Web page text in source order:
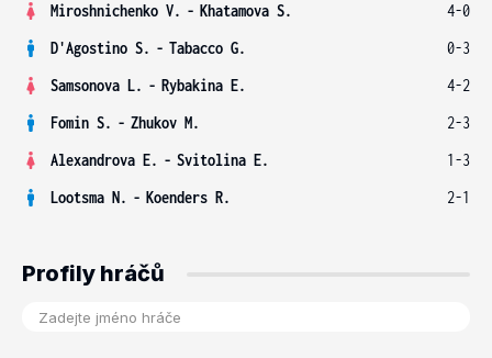
Miroshnichenko V. - Khatamova S.
4-0
D'Agostino S. - Tabacco G.
0-3
Samsonova L. - Rybakina E.
4-2
Fomin S. - Zhukov M.
2-3
Alexandrova E. - Svitolina E.
1-3
Lootsma N. - Koenders R. 2-1
Profily hráčů